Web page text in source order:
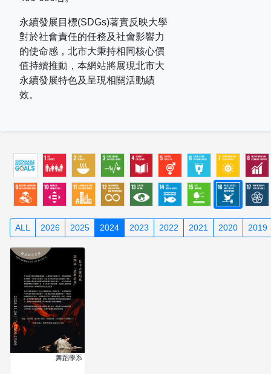
永續發展目標(SDGs)著實反映大學
對於社會責任的任務及社會影響力
的使命感，北市大秉持相同核心價
值持續推動，本網站將展現北市大
永續發展特色及呈現相關活動績
效。
ALL 2026 2025 2024 2023 2022 2021 2020 2019
舞蹈學系